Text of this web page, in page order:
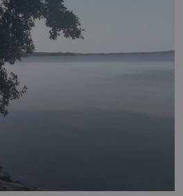
1313 kronikáři zaznamenali